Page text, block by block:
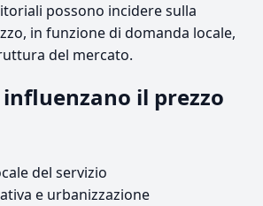
possono incidere sulla
in funzione di domanda locale,
del mercato.
il prezzo
del servizio
e urbanizzazione